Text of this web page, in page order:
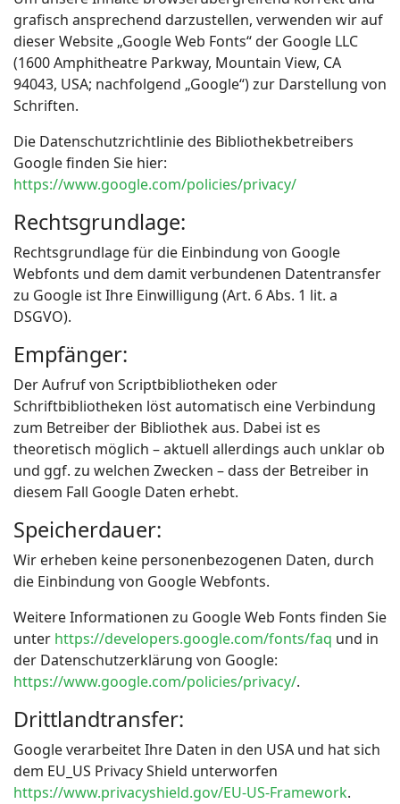
grafisch ansprechend darzustellen, verwenden wir auf
dieser Website „Google Web Fonts“ der Google LLC
(1600 Amphitheatre Parkway, Mountain View, CA
94043, USA; nachfolgend „Google“) zur Darstellung von
Schriften.
Die Datenschutzrichtlinie des Bibliothekbetreibers
Google finden Sie hier:
https://www.google.com/policies/privacy/
Rechtsgrundlage:
Rechtsgrundlage für die Einbindung von Google
Webfonts und dem damit verbundenen Datentransfer
zu Google ist Ihre Einwilligung (Art. 6 Abs. 1 lit. a
DSGVO).
Empfänger:
Der Aufruf von Scriptbibliotheken oder
Schriftbibliotheken löst automatisch eine Verbindung
zum Betreiber der Bibliothek aus. Dabei ist es
theoretisch möglich – aktuell allerdings auch unklar ob
und ggf. zu welchen Zwecken – dass der Betreiber in
diesem Fall Google Daten erhebt.
Speicherdauer:
Wir erheben keine personenbezogenen Daten, durch
die Einbindung von Google Webfonts.
Weitere Informationen zu Google Web Fonts finden Sie
unter https://developers.google.com/fonts/faq und in
der Datenschutzerklärung von Google:
https://www.google.com/policies/privacy/.
Drittlandtransfer:
Google verarbeitet Ihre Daten in den USA und hat sich
dem EU_US Privacy Shield unterworfen
https://www.privacyshield.gov/EU-US-Framework.